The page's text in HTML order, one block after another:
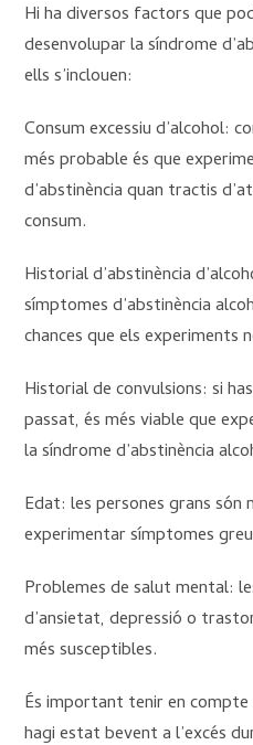
Hi ha diversos factors que
desenvolupar la síndrome
ells s’inclouen:
Consum excessiu d’alcohol:
més probable és que
d’abstinència quan tractis
consum.
Historial d’abstinència
símptomes d’abstinència
chances que els experiments
Historial de convulsions: si
passat, és més viable que
la síndrome d’abstinència
Edat: les persones grans són
experimentar símptomes
Problemes de salut mental:
d’ansietat, depressió o
més susceptibles.
És important tenir en
hagi estat bevent a l’excés